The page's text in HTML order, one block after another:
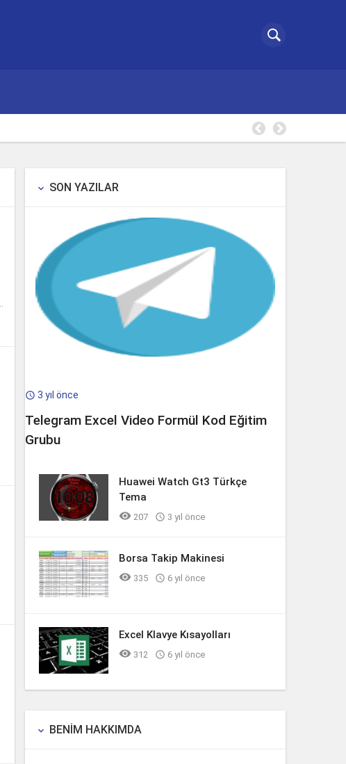
Borsa Takip Makinesi
 SON YAZILAR
 3 yıl önce
Telegram Excel Video Formül Kod Eğitim
Grubu
Huawei Watch Gt3 Türkçe
Tema
 207  3 yıl önce
Borsa Takip Makinesi
 335  6 yıl önce
Excel Klavye Kısayolları
 312  6 yıl önce
 BENIM HAKKIMDA